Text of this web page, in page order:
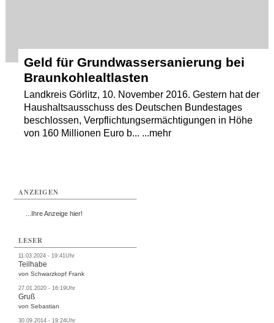
Geld für Grundwassersanierung bei
Braunkohlealtlasten
Landkreis Görlitz, 10. November 2016. Gestern hat der
Haushaltsausschuss des Deutschen Bundestages
beschlossen, Verpflichtungsermächtigungen in Höhe
von 160 Millionen Euro b... ...mehr
ANZEIGEN
...Ihre Anzeige hier!
LESER
11.03.2024 - 19:41Uhr
Teilhabe
von Schwarzkopf Frank
27.01.2020 - 16:19Uhr
Gruß
von Sebastian
30.09.2014 - 19:24Uhr